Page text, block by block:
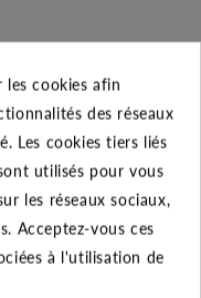
les cookies afin
des réseaux
Les cookies tiers liés
utilisés pour vous
les réseaux sociaux,
Acceptez-vous ces
à l'utilisation de